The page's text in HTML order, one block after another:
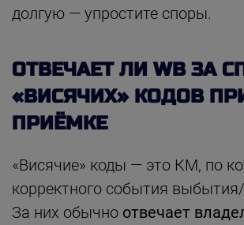
долгую — упростите споры.
ОТВЕЧАЕТ ЛИ WB ЗА
«ВИСЯЧИХ» КОДОВ
ПРИЁМКЕ
«Висячие» коды — это КМ, по
корректного события
За них обычно отвечает